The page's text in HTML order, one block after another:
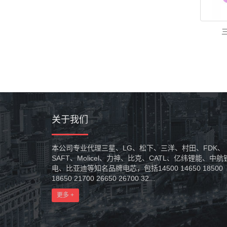
关于我们
本公司专业代理三星、LG、松下、三洋、村田、FDK、
SAFT、Molicel、力神、比克、CATL、亿纬锂能、中航
电、比亚迪等知名品牌电芯，包括14500 14650 18500
18650 21700 26650 26700 32...
更多 +